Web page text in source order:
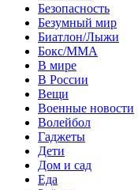
Безопасность
Безумный мир
Биатлон/Лыжи
Бокс/MMA
В мире
В России
Вещи
Военные новости
Волейбол
Гаджеты
Дети
Дом и сад
Еда